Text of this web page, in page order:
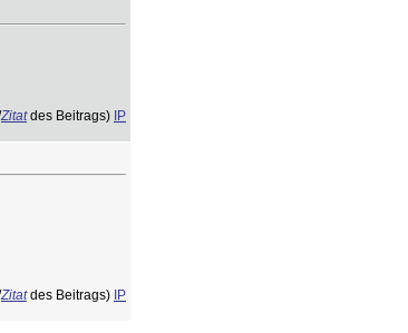
Zitatdes Beitrags) IP
Zitatdes Beitrags) IP